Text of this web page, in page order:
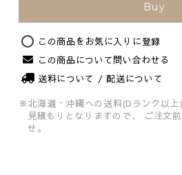
Buy
この商品をお気に入りに登録
この商品について問い合わせる
送料について / 配送について
※北海道・沖縄への送料(Dランク以上
見積もりとなりますので、
ご注文
せ。